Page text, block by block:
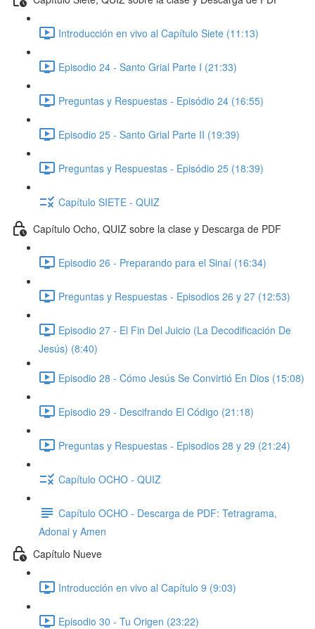
Introducción en vivo al Capítulo Siete (11:13)
Episodio 24 - Santo Grial Parte I (21:33)
Preguntas y Respuestas - Episódio 24 (16:55)
Episodio 25 - Santo Grial Parte II (19:39)
Preguntas y Respuestas - Episódio 25 (18:39)
Capítulo SIETE - QUIZ
Capítulo Ocho, QUIZ sobre la clase y Descarga de PDF
Episodio 26 - Preparando para el Sinaí (16:34)
Preguntas y Respuestas - Episodios 26 y 27 (12:53)
Episodio 27 - El Fin Del Juicio (La Decodificación De
Jesús) (8:40)
Episodio 28 - Cómo Jesús Se Convirtió En Dios (15:08)
Episodio 29 - Descifrando El Código (21:18)
Preguntas y Respuestas - Episodios 28 y 29 (21:24)
Capítulo OCHO - QUIZ
Capítulo OCHO - Descarga de PDF: Tetragrama,
Adonai y Amen
Capítulo Nueve
Introducción en vivo al Capítulo 9 (9:03)
Episodio 30 - Tu Origen (23:22)